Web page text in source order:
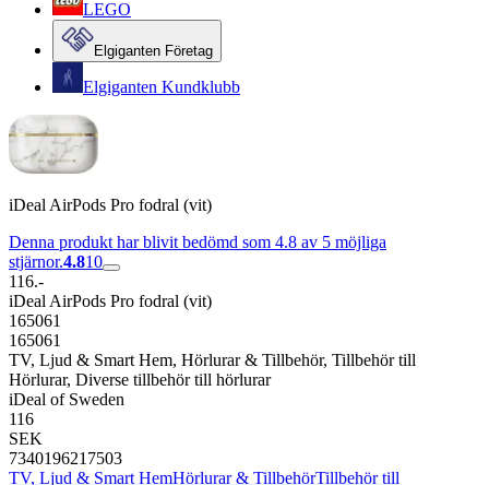
LEGO
Elgiganten Företag
Elgiganten Kundklubb
iDeal AirPods Pro fodral (vit)
Denna produkt har blivit bedömd som 4.8 av 5 möjliga
stjärnor.4.810
116.-
iDeal AirPods Pro fodral (vit)
165061
165061
TV, Ljud & Smart Hem, Hörlurar & Tillbehör, Tillbehör till
Hörlurar, Diverse tillbehör till hörlurar
iDeal of Sweden
116
SEK
7340196217503
TV, Ljud & Smart HemHörlurar & TillbehörTillbehör till